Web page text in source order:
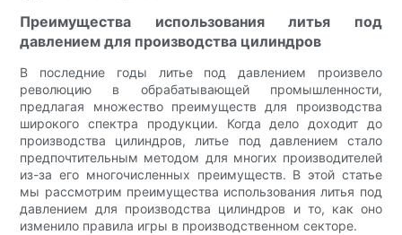
Преимущества использования литья под
давлением для производства цилиндров
В последние годы литье под давлением произвело
революцию в обрабатывающей промышленности,
предлагая множество преимуществ для производства
широкого спектра продукции. Когда дело доходит до
производства цилиндров, литье под давлением стало
предпочтительным методом для многих производителей
из-за его многочисленных преимуществ. В этой статье
мы рассмотрим преимущества использования литья под
давлением для производства цилиндров и то, как оно
изменило правила игры в производственном секторе.